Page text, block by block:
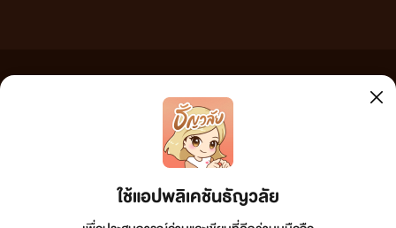
ใช้แอปพลิเคชันธัญวลัย
เว็บไซต์แห่งนี้ไม่ได้เห็นด้วยและไม่ขอรับผิดชอบต่อข้อความใดๆ ทั้งสิ้น ดังนั้นผู้อ่านทุกท่านโปรดใช้
วิจารณญาณในการกลั่นกรองด้วยตนเอง และหากท่านพบข้อความใดๆ ที่ขัดต่อกฎหมายและศีลธรรม
กรุณาแจ้งมาที่ tunwalai@ookbee.com เพื่อทีมงานจะได้ดำเนินการในทันที ทั้งนี้ ทางเว็บไซต์ขอสงวน
ลิขสิทธิ์ตามพระราชบัญญัติลิขสิทธิ์ (ฉบับเพิ่มเติม) พ.ศ.2558